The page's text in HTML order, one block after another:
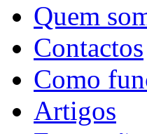
Quem
Contactos
Como
Artigos